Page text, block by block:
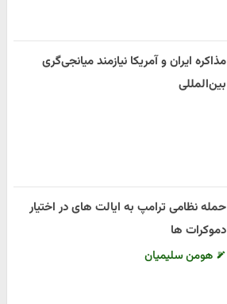
مذاکره ایران و آمریکا نیازمند میانجی‌گری
بین‌المللی
حمله نظامی ترامپ به ایالت های در اختیار
دموکرات ها
هومن سلیمیان